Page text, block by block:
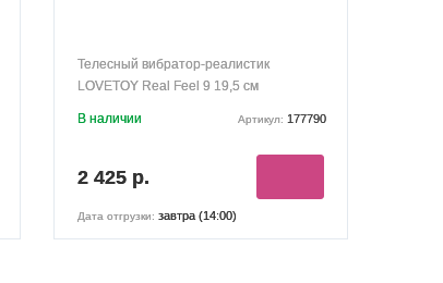
Телесный вибратор-реалистик
LOVETOY Real Feel 9 19,5 см
В наличии Артикул: 177790
2 425 р.
Дата отгрузки: завтра (14:00)